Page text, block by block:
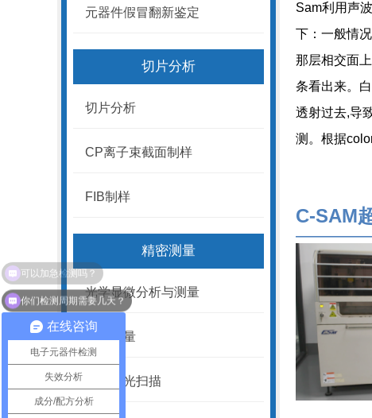
元器件假冒翻新鉴定
切片分析
切片分析
CP离子束截面制样
FIB制样
精密测量
光学显微分析与测量
轮廓测量
三维蓝光扫描
Sam利用声
下：一般情
那层相交面
条看出来。
透射过去,导
测。根据
C-SAM
在线咨询
电子元器件检测
失效分析
成分/配方分析
你们检测周期需要几天？